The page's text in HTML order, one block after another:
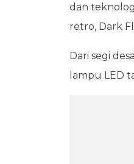
dan
retro, Dark
Dari segi
lampu LED